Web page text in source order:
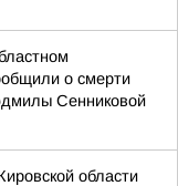
о смерти
Сенниковой
области